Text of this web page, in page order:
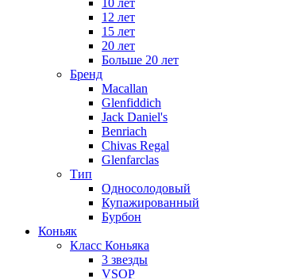
12 лет
15 лет
20 лет
Больше 20 лет
Бренд
Macallan
Glenfiddich
Jack Daniel's
Benriach
Chivas Regal
Glenfarclas
Тип
Односолодовый
Купажированный
Бурбон
Коньяк
Класс Коньяка
3 звезды
VSOP